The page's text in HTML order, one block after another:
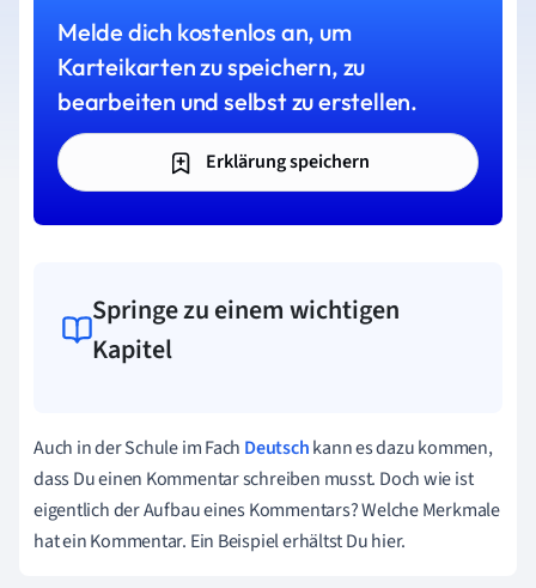
Melde dich kostenlos an, um
Karteikarten zu speichern, zu
bearbeiten und selbst zu erstellen.
Erklärung speichern
Springe zu einem wichtigen
Kapitel
Auch in der Schule im Fach Deutschkann es dazu kommen,
dass Du einen Kommentar schreiben musst. Doch wie ist
eigentlich der Aufbau eines Kommentars? Welche Merkmale
hat ein Kommentar. Ein Beispiel erhältst Du hier.